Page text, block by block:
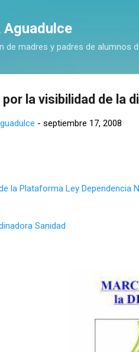
Aguadulce
de madres y padres de alumnos
la visibilidad de la
- septiembre 17, 2008
la Plataforma Ley Dependencia
Sanidad